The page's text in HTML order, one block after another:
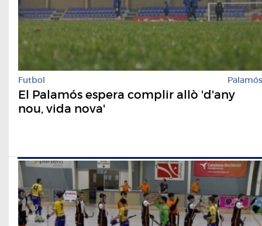
Futbol Palamós
El Palamós espera complir allò 'd'any
nou, vida nova'